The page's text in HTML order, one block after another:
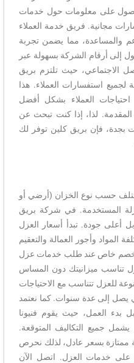
على معلومات حول خدمات
مجانية. فريق خدمة العملاء
والمساعدة، مما يضمن تجربة
إلى أرقام الشركة بسهولة عبر
الاجتماعي، حيث تلتزم بريق
لجميع استفسارات العملاء. هذا
احتياجات العملاء بشكل أفضل
لذا، إذا كنت تبحث عن
بجدة، فإن بريق كلين توفر لك
حسب نوع الخزان (أرضي أو
المستخدمة. في شركة بريق
أعلى جودة. تبدأ أسعار العزل
المواد وأجور العمالة والتعقيم
خصم خاص عند طلب خدمات عزل
تناسب ميزانيتك دون المساس
للعزل تتناسب مع الاحتياجات
يصل إلى عدة سنوات. كما نعتمد
بدء العمل، حيث يقوم فنيونا
جميع التكاليف المتوقعة.
ممتازة بسعر عادل، لذلك نحرص
خدمات العزل. اتصل الآن